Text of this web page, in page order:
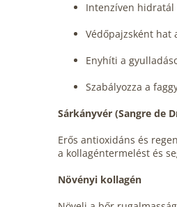
Intenzíven hidratál
Védőpajzsként hat
Enyhíti a
Szabályozza a
Sárkányvér (Sangre de
Erős antioxidáns és
a kollagéntermelést és
Növényi kollagén